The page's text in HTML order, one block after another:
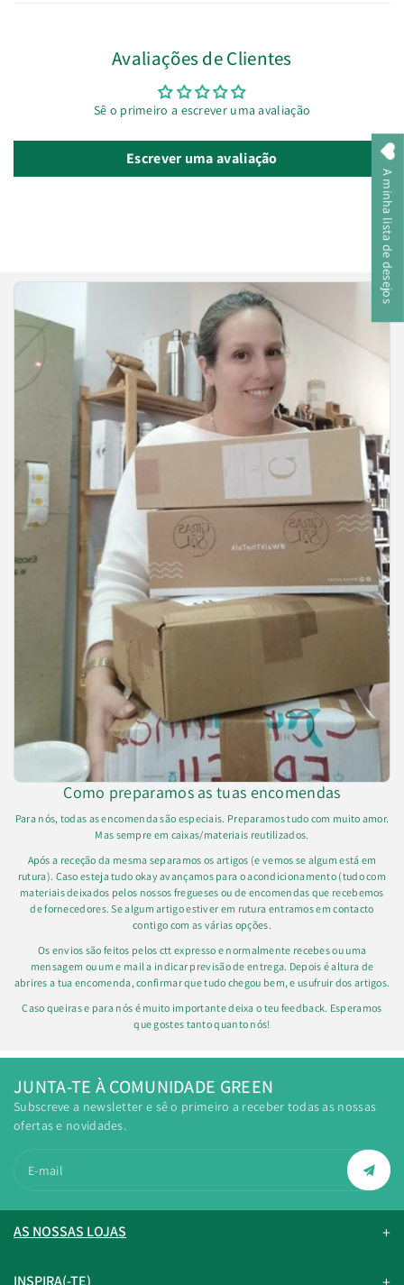
Avaliações de Clientes
Sê o primeiro a escrever uma avaliação
Escrever uma avaliação
Como preparamos as tuas encomendas
Para nós, todas as encomenda são especiais. Preparamos tudo com muito amor.
Mas sempre em caixas/materiais reutilizados.
Após a receção da mesma separamos os artigos (e vemos se algum está em
rutura). Caso esteja tudo okay avançamos para o acondicionamento (tudo com
materiais deixados pelos nossos fregueses ou de encomendas que recebemos
de fornecedores. Se algum artigo estiver em rutura entramos em contacto
contigo com as várias opções.
Os envios são feitos pelos ctt expresso e normalmente recebes ou uma
mensagem ou um e mail a indicar previsão de entrega. Depois é altura de
abrires a tua encomenda, confirmar que tudo chegou bem, e usufruir dos artigos.
Caso queiras e para nós é muito importante deixa o teu feedback. Esperamos
que gostes tanto quanto nós!
JUNTA-TE À COMUNIDADE GREEN
Subscreve a newsletter e sê o primeiro a receber todas as nossas
ofertas e novidades.
E-mail
AS NOSSAS LOJAS
INSPIRA(-TE)
A minha lista de desejos